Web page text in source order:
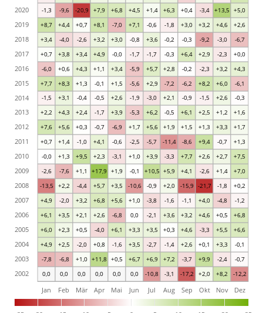
0,0 0,0 0,0 0,0 0,0 0,0 -10,8 -3,1 -17,2 +2,0 +8,2 -12,2
-7,8 -6,8 +1,0 +11,8 +0,5 +6,7 +6,9 +7,2 -3,7 +9,9 -2,4 -0,7
+4,9 +2,5 -2,0 +0,8 -1,6 +3,5 -2,7 -1,4 +2,6 +0,1 +3,3 -0,1
+6,0 +2,3 +0,5 -4,0 +6,1 +3,3 +3,5 +0,3 +4,6 -3,3 +5,5 +6,6
+6,1 +3,5 +2,1 +2,6 -6,8 0,0 -2,1 +3,6 +3,2 +4,6 +0,5 +6,8
+4,9 -2,0 +3,2 +6,8 +5,6 +1,0 -3,8 -1,6 -1,1 +4,0 -4,8 -1,2
-13,5 +2,2 -4,4 +5,7 +3,5 -10,6 -0,9 +2,0 -15,9 -21,7 -1,8 +0,2
-2,6 -7,6 +1,1 +17,9 +1,9 -0,1 +10,5 +5,9 +4,1 -2,6 +1,4 +7,0
-0,0 +1,3 +9,5 +2,3 -3,1 +1,0 +3,9 -3,3 +7,7 +2,6 +2,7 +7,5
+0,7 +1,4 -1,0 +4,1 -0,6 -2,5 -5,7 -11,4 -8,6 +9,4 -0,7 +1,3
+7,6 +5,6 +0,3 -0,7 -6,9 +1,7 +5,6 +1,9 +1,5 +1,3 +3,3 +1,7
+2,2 +4,3 +2,4 -1,7 +3,9 -5,3 +6,2 -0,5 +6,1 +2,5 +1,2 +1,6
-1,5 +3,1 -0,4 -0,5 +2,6 -1,9 -3,0 +2,1 -0,9 -1,5 +2,6 -0,3
+7,7 +8,3 +1,3 -0,1 +1,5 -5,6 +2,9 -7,2 -6,2 +8,2 +6,0 -6,1
-6,0 +0,6 +4,3 +1,1 +3,4 -5,9 +5,7 +2,8 -0,2 -2,3 +3,2 +4,3
+0,7 +3,8 +3,4 +4,9 -0,0 -1,7 -1,7 -0,3 +6,4 +2,9 -2,3 +0,0
+3,4 -4,0 -2,6 +3,2 +3,0 -0,8 +3,6 -0,2 -0,3 -9,2 -3,0 -6,7
+8,7 +4,4 +0,7 +8,1 -7,0 +7,1 -0,6 -1,8 +3,0 +3,2 +4,6 +2,6
-1,3 -9,6 -20,9 +7,9 +6,8 +4,5 +1,4 +6,3 +0,4 -3,4 +13,5 +5,0
Jan Feb Mär Apr Mai Jun Jul Aug Sep Okt Nov Dez
2002
2003
2004
2005
2006
2007
2008
2009
2010
2011
2012
2013
2014
2015
2016
2017
2018
2019
2020